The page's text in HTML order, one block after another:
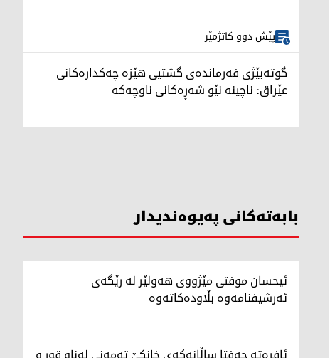
پێش دوو کاتژمێر
گوتەبێژی فەرماندەی گشتیی هێزە چەکدارەکانی
عێراق: ناچینە نێو شەڕەکانی ناوچەکە
بابەتەکانی پەیوەندیدار
ئیحسان موفتی مێژووی هەولێر لە رێگەی
ئەرشیفنامەوە بڵاودەکاتەوە